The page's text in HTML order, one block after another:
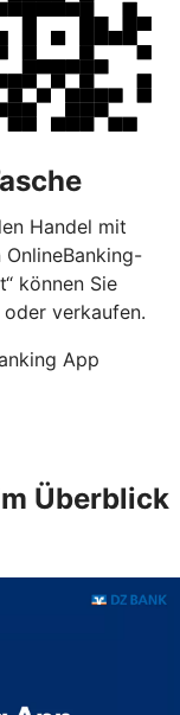
Handel mit
können Sie
verkaufen.
App
Überblick